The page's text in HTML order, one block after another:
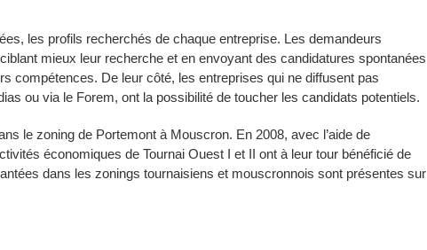
les profils recherchés de chaque entreprise. Les demandeurs
mieux leur recherche et en envoyant des candidatures spontanées
compétences. De leur côté, les entreprises qui ne diffusent pas
ou via le Forem, ont la possibilité de toucher les candidats potentiels.
le zoning de Portemont à Mouscron. En 2008, avec l’aide de
économiques de Tournai Ouest I et II ont à leur tour bénéficié de
dans les zonings tournaisiens et mouscronnois sont présentes sur